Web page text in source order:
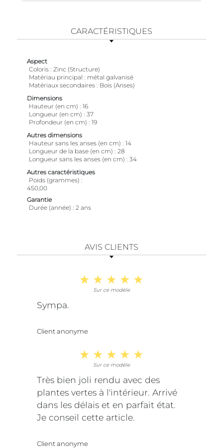
CARACTÉRISTIQUES
Aspect
Coloris Zinc (Structure)
Matériau principal
métal galvanisé
Matériaux secondaires
Bois (Anses)
Dimensions
Hauteur (en cm)
16
Longueur (en cm)
37
Profondeur (en cm)
19
Autres dimensions
Hauteur sans les anses (en cm)
14
Longueur de la base (en cm)
28
Longueur sans les anses (en cm)
34
Autres caractéristiques
Poids (grammes)
450,00
Garantie
Durée (année)
2 ans
AVIS CLIENTS
Sur ce modèle
Sympa.
Client anonyme
Sur ce modèle
Très bien joli rendu avec des
plantes vertes à l'intérieur. Arrivé
dans les délais et en parfait état.
Je conseil cette article.
Client anonyme